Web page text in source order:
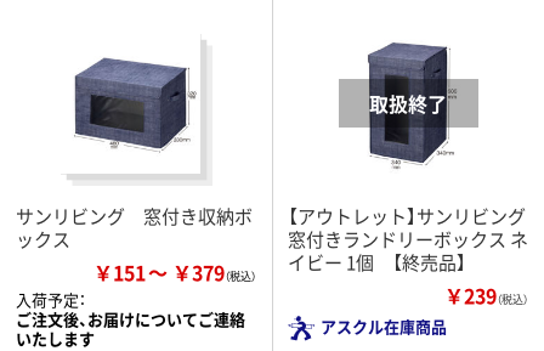
サンリビング 窓付き収納ボ
ックス
￥151 ￥379
入荷予定：
ご注文後、お届けについてご連絡
いたします
【アウトレット】サンリビング
窓付きランドリーボックス ネ
イビー 1個 【終売品】
￥239（税込）
アスクル在庫商品